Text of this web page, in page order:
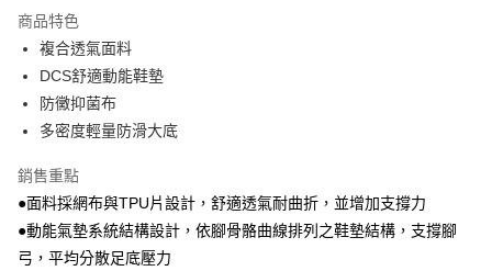
每筆NT$80，滿NT$699(含以上)免運費
跨境配送 港澳、新馬
商品特色
複合透氣面料
DCS舒適動能鞋墊
防黴抑菌布
多密度輕量防滑大底
銷售重點
●面料採網布與TPU片設計，舒適透氣耐曲折，並增加支撐力
●動能氣墊系統結構設計，依腳骨骼曲線排列之鞋墊結構，支撐腳
弓，平均分散足底壓力